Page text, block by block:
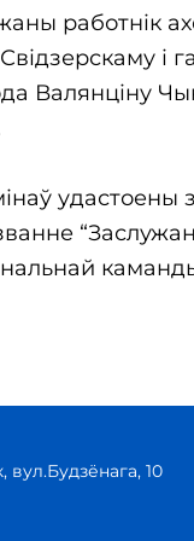
работнік
і
Валянціну
удастоены
вул.Будзёнага, 10